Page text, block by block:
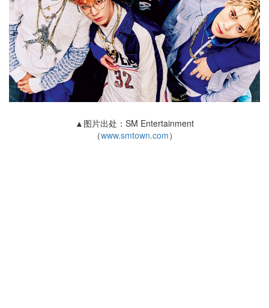
▲图片出处：SM Entertainment
（www.smtown.com）